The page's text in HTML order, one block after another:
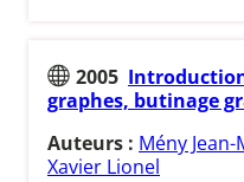
2005
graphes, butinage
Auteurs : Mény
Xavier Lionel